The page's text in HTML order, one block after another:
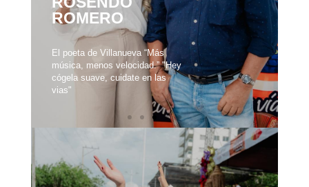
ROMERO
El poeta de Villanueva “Más
música, menos velocidad.” "Hey
cógela suave, cuidate en las
vias"